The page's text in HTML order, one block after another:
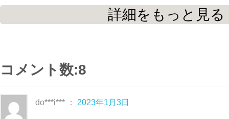
膝や腰に負担が少ないので、痛みや不
座ったまま踊るチェアダンスは足音や
にすることなく
自分のペースで楽しく踊れるプログラ
詳細をもっと見る
コメント数:8
do***i*** ： 2023年1月3日